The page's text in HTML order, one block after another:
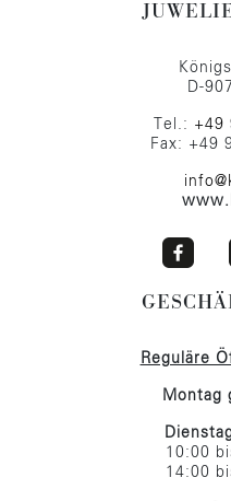
D-
Tel.: +49
Fax: +49
Reguläre
Montag
10:00
14:00